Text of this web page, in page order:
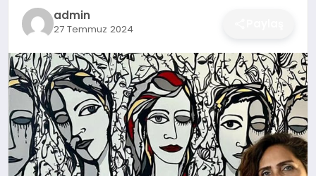
DÜNYA
SIYASET
EĞITIM
admin
27 Temmuz 2024